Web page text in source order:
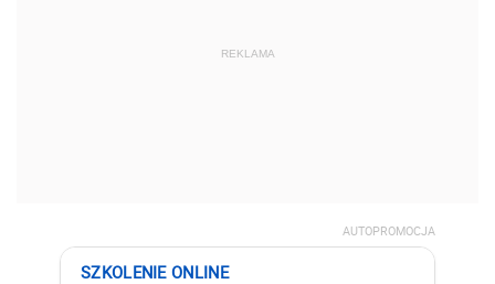
REKLAMA
AUTOPROMOCJA
SZKOLENIE ONLINE